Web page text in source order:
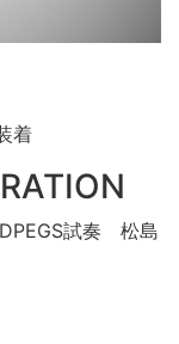
着
試奏 松島